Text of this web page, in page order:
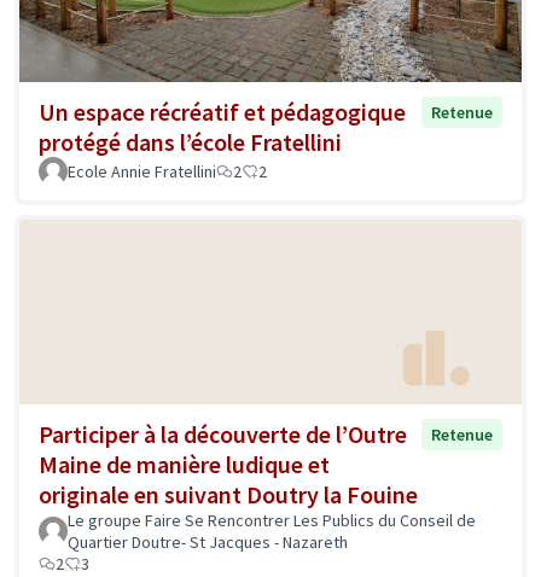
Un espace récréatif et pédagogique
protégé dans l’école Fratellini
Retenue
Ecole Annie Fratellini 2 2
Participer à la découverte de l’Outre
Maine de manière ludique et
originale en suivant Doutry la Fouine
Retenue
Le groupe Faire Se Rencontrer Les Publics du Conseil de
Quartier Doutre- St Jacques - Nazareth
2
3